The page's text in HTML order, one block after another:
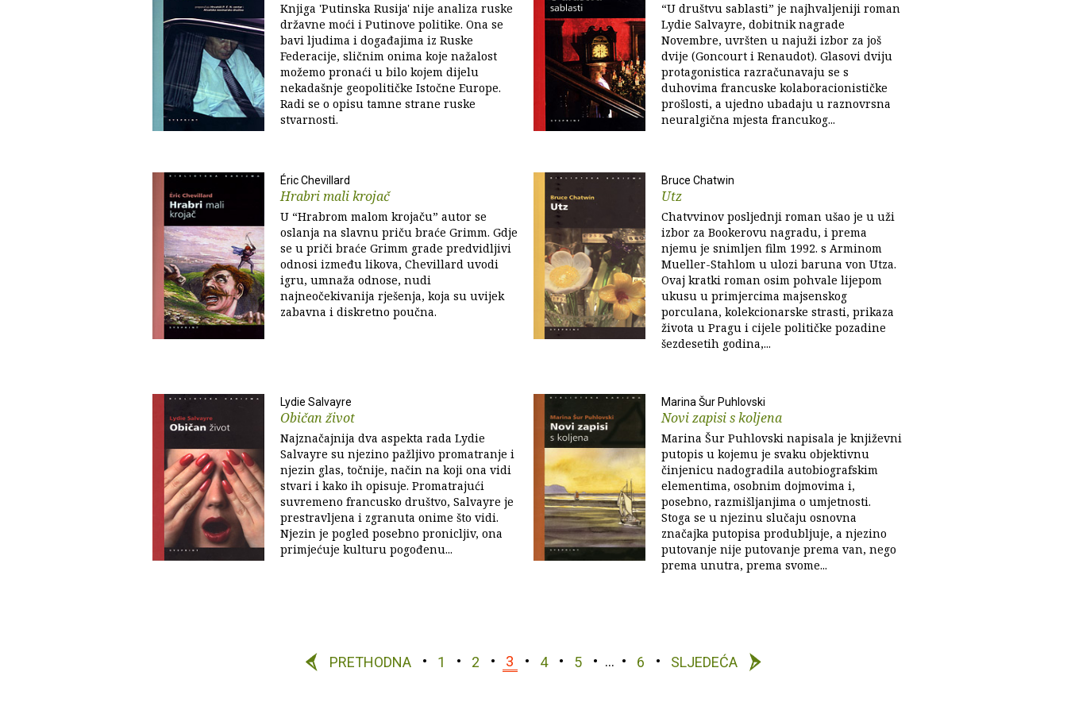
Knjiga 'Putinska Rusija' nije analiza ruske
državne moći i Putinove politike. Ona se
bavi ljudima i događajima iz Ruske
Federacije, sličnim onima koje nažalost
možemo pronaći u bilo kojem dijelu
nekadašnje geopolitičke Istočne Europe.
Radi se o opisu tamne strane ruske
stvarnosti.
“U društvu sablasti” je najhvaljeniji roman
Lydie Salvayre, dobitnik nagrade
Novembre, uvršten u najuži izbor za još
dvije (Goncourt i Renaudot). Glasovi dviju
protagonistica razračunavaju se s
duhovima francuske kolaboracionističke
prošlosti, a ujedno ubadaju u raznovrsna
neuralgična mjesta francukog...
Éric Chevillard
Hrabri mali krojač
U “Hrabrom malom krojaču” autor se
oslanja na slavnu priču braće Grimm. Gdje
se u priči braće Grimm grade predvidljivi
odnosi između likova, Chevillard uvodi
igru, umnaža odnose, nudi
najneočekivanija rješenja, koja su uvijek
zabavna i diskretno poučna.
Bruce Chatwin
Utz
Chatvvinov posljednji roman ušao je u uži
izbor za Bookerovu nagradu, i prema
njemu je snimljen film 1992. s Arminom
Mueller-Stahlom u ulozi baruna von Utza.
Ovaj kratki roman osim pohvale lijepom
ukusu u primjercima majsenskog
porculana, kolekcionarske strasti, prikaza
života u Pragu i cijele političke pozadine
šezdesetih godina,...
Lydie Salvayre
Običan život
Najznačajnija dva aspekta rada Lydie
Salvayre su njezino pažljivo promatranje i
njezin glas, točnije, način na koji ona vidi
stvari i kako ih opisuje. Promatrajući
suvremeno francusko društvo, Salvayre je
prestravljena i zgranuta onime što vidi.
Njezin je pogled posebno pronicljiv, ona
primjećuje kulturu pogođenu...
Marina Šur Puhlovski
Novi zapisi s koljena
Marina Šur Puhlovski napisala je književni
putopis u kojemu je svaku objektivnu
činjenicu nadogradila autobiografskim
elementima, osobnim dojmovima i,
posebno, razmišljanjima o umjetnosti.
Stoga se u njezinu slučaju osnovna
značajka putopisa produbljuje, a njezino
putovanje nije putovanje prema van, nego
prema unutra, prema svome...
PRETHODNA 1 2 3 4 5 … 6 SLJEDEĆA